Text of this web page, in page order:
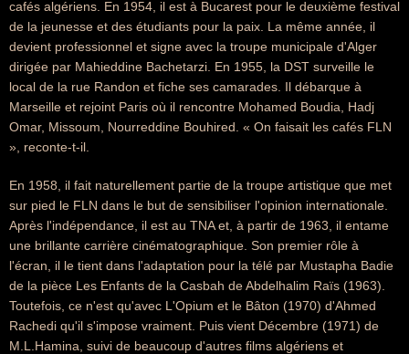
cafés algériens. En 1954, il est à Bucarest pour le deuxième festival
de la jeunesse et des étudiants pour la paix. La même année, il
devient professionnel et signe avec la troupe municipale d'Alger
dirigée par Mahieddine Bachetarzi. En 1955, la DST surveille le
local de la rue Randon et fiche ses camarades. Il débarque à
Marseille et rejoint Paris où il rencontre Mohamed Boudia, Hadj
Omar, Missoum, Nourreddine Bouhired. « On faisait les cafés FLN
», reconte-t-il.
En 1958, il fait naturellement partie de la troupe artistique que met
sur pied le FLN dans le but de sensibiliser l'opinion internationale.
Après l'indépendance, il est au TNA et, à partir de 1963, il entame
une brillante carrière cinématographique. Son premier rôle à
l'écran, il le tient dans l'adaptation pour la télé par Mustapha Badie
de la pièce Les Enfants de la Casbah de Abdelhalim Raïs (1963).
Toutefois, ce n'est qu'avec L'Opium et le Bâton (1970) d'Ahmed
Rachedi qu'il s'impose vraiment. Puis vient Décembre (1971) de
M.L.Hamina, suivi de beaucoup d'autres films algériens et